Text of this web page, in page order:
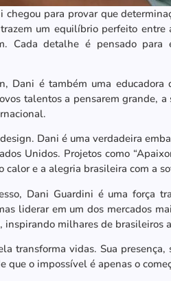
para provar que
um equilíbrio perfeito
Cada detalhe é pensado para
Dani é também uma educadora
talentos a pensarem grande,
Dani é uma verdadeira
Unidos. Projetos como
calor e a alegria brasileira com a
Dani Guardini é uma força
liderar em um dos mercados
milhares de brasileiros
transforma vidas. Sua
que o impossível é apenas o